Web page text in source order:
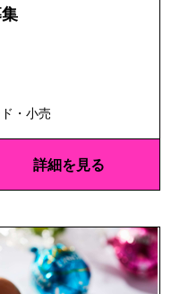
・小売
詳細を見る